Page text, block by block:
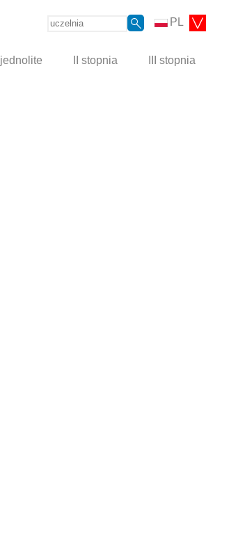
PL
jednolite II stopnia III stopnia